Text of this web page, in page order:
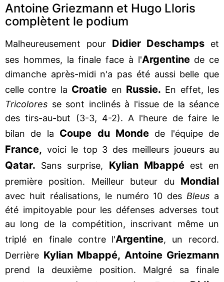
Antoine Griezmann et Hugo Lloris
complètent le podium
Malheureusement pour Didier Deschamps et
ses hommes, la finale face à l'Argentinede ce
dimanche après-midi n'a pas été aussi belle que
celle contre la Croatie en Russie. En effet, les
Tricolores se sont inclinés à l'issue de la séance
des tirs-au-but (3-3, 4-2). A l'heure de faire le
bilan de la Coupe du Mondede l'équipe de
France, voici le top 3 des meilleurs joueurs au
Qatar. Sans surprise, Kylian Mbappéest en
première position. Meilleur buteur du Mondial
avec huit réalisations, le numéro 10 des Bleus a
été impitoyable pour les défenses adverses tout
au long de la compétition, inscrivant même un
triplé en finale contre l'Argentine, un record.
Derrière Kylian Mbappé, Antoine Griezmann
prend la deuxième position. Malgré sa finale